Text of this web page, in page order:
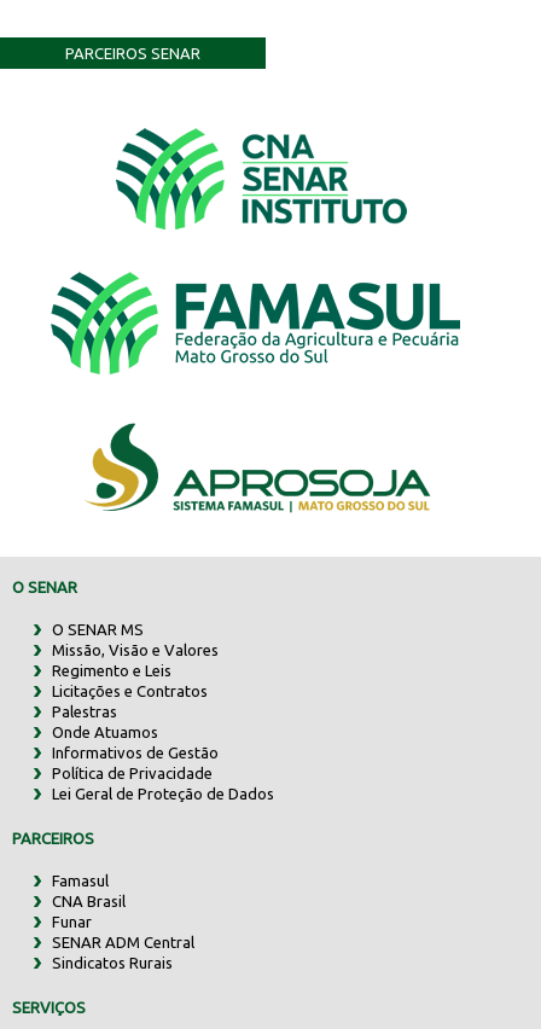
PARCEIROS SENAR
O SENAR
O SENAR MS
Missão, Visão e Valores
Regimento e Leis
Licitações e Contratos
Palestras
Onde Atuamos
Informativos de Gestão
Política de Privacidade
Lei Geral de Proteção de Dados
PARCEIROS
Famasul
CNA Brasil
Funar
SENAR ADM Central
Sindicatos Rurais
SERVIÇOS